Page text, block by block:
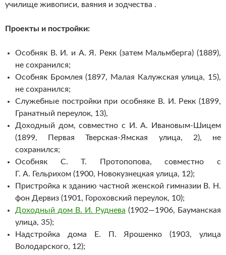
училище живописи, ваяния и зодчества .
Проекты и постройки:
Особняк В. И. и А. Я. Рекк (затем Мальмберга) (1889),
не сохранился;
Особняк Бромлея (1897, Малая Калужская улица, 15),
не сохранился;
Служебные постройки при особняке В. И. Рекк (1899,
Гранатный переулок, 13),
Доходный дом, совместно с И. А. Ивановым-Шицем
(1899, Первая Тверская-Ямская улица, 2), не
сохранился;
Особняк С. Т. Протопопова, совместно с
Г. А. Гельрихом (1900, Новокузнецкая улица, 12);
Пристройка к зданию частной женской гимназии В. Н.
фон Дервиз (1901, Гороховский переулок, 10);
Доходный дом В. И. Руднева (1902—1906, Бауманская
улица, 35);
Надстройка дома Е. П. Ярошенко (1903, улица
Володарского, 12);